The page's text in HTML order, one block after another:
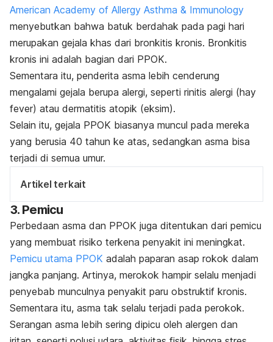
American Academy of Allergy Asthma & Immunology
menyebutkan bahwa batuk berdahak pada pagi hari
merupakan gejala khas dari bronkitis kronis. Bronkitis
kronis ini adalah bagian dari PPOK.
Sementara itu, penderita asma lebih cenderung
mengalami gejala berupa alergi, seperti rinitis alergi (hay
fever) atau dermatitis atopik (eksim).
Selain itu, gejala PPOK biasanya muncul pada mereka
yang berusia 40 tahun ke atas, sedangkan asma bisa
terjadi di semua umur.
Artikel terkait
3. Pemicu
Perbedaan asma dan PPOK juga ditentukan dari pemicu
yang membuat risiko terkena penyakit ini meningkat.
Pemicu utama PPOK adalah paparan asap rokok dalam
jangka panjang. Artinya, merokok hampir selalu menjadi
penyebab munculnya penyakit paru obstruktif kronis.
Sementara itu, asma tak selalu terjadi pada perokok.
Serangan asma lebih sering dipicu oleh alergen dan